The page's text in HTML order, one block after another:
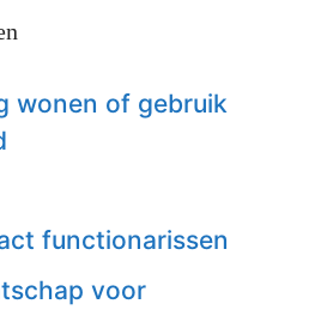
wonen of gebruik
functionarissen
voor